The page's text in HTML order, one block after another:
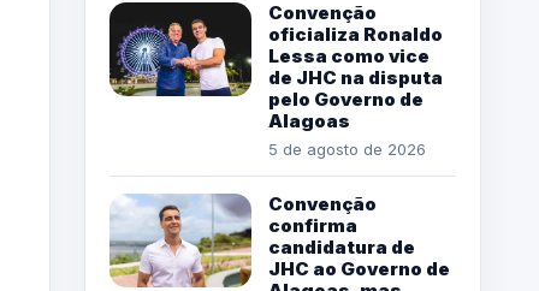
Convenção
oficializa Ronaldo
Lessa como vice
de JHC na disputa
pelo Governo de
Alagoas
5 de agosto de 2026
Convenção
confirma
candidatura de
JHC ao Governo de